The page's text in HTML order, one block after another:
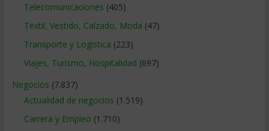
Telecomunicaciones (405)
Textil, Vestido, Calzado, Moda (47)
Transporte y Logistica (223)
Viajes, Turismo, Hospitalidad (697)
Negocios (7.837)
Actualidad de negocios (1.519)
Carrera y Empleo (1.710)